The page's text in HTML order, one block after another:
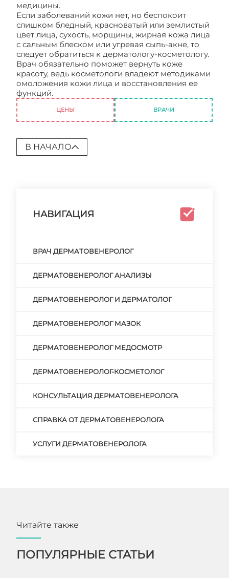
медицины.
Если заболеваний кожи нет, но беспокоит
слишком бледный, красноватый или землистый
цвет лица, сухость, морщины, жирная кожа лица
с сальным блеском или угревая сыпь-акне, то
следует обратиться к дерматологу-косметологу.
Врач обязательно поможет вернуть коже
красоту, ведь косметологи владеют методиками
омоложения кожи лица и восстановления ее
функций.
ЦЕНЫ ВРАЧИ
В НАЧАЛО
НАВИГАЦИЯ
ВРАЧ ДЕРМАТОВЕНЕРОЛОГ
ДЕРМАТОВЕНЕРОЛОГ АНАЛИЗЫ
ДЕРМАТОВЕНЕРОЛОГ И ДЕРМАТОЛОГ
ДЕРМАТОВЕНЕРОЛОГ МАЗОК
ДЕРМАТОВЕНЕРОЛОГ МЕДОСМОТР
ДЕРМАТОВЕНЕРОЛОГ-КОСМЕТОЛОГ
КОНСУЛЬТАЦИЯ ДЕРМАТОВЕНЕРОЛОГА
СПРАВКА ОТ ДЕРМАТОВЕНЕРОЛОГА
УСЛУГИ ДЕРМАТОВЕНЕРОЛОГА
Читайте также
ПОПУЛЯРНЫЕ СТАТЬИ